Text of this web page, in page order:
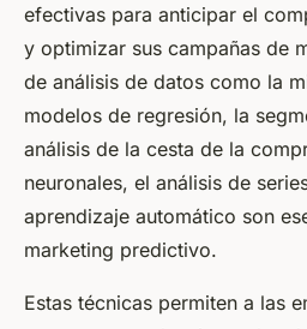
efectivas para anticipar el
y optimizar sus campañas de
de análisis de datos como la
modelos de regresión, la
análisis de la cesta de la
neuronales, el análisis de
aprendizaje automático son
marketing predictivo.
Estas técnicas permiten a las